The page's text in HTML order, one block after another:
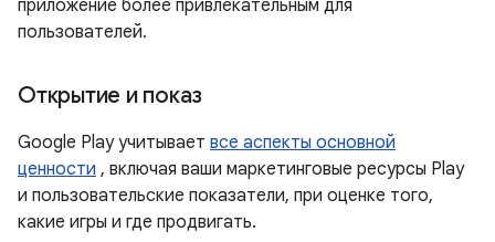
приложение более привлекательным для
пользователей.
Открытие и показ
Google Play учитывает все аспекты основной
ценности , включая ваши маркетинговые ресурсы Play
и пользовательские показатели, при оценке того,
какие игры и где продвигать.